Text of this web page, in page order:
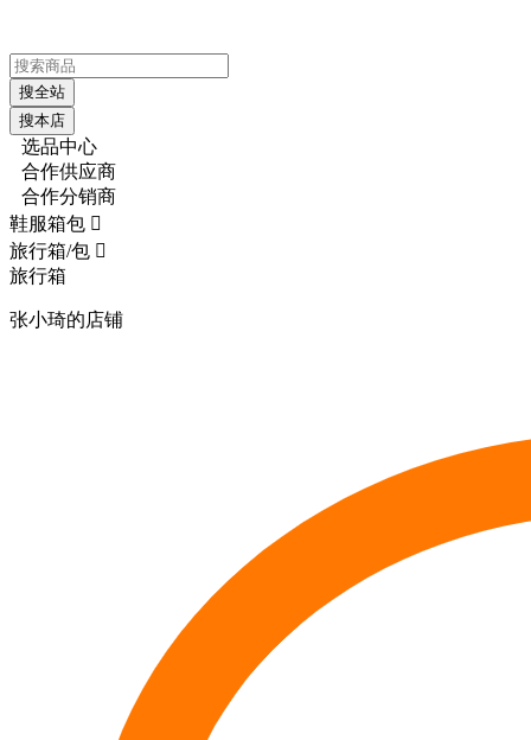
搜全站
搜本店
选品中心
合作供应商
合作分销商
鞋服箱包 
旅行箱/包 
旅行箱
张小琦的店铺